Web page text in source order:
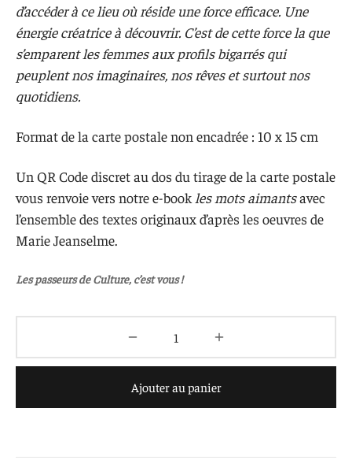
d’accéder à ce lieu où réside une force efficace. Une
énergie créatrice à découvrir. C’est de cette force la que
s’emparent les femmes aux profils bigarrés qui
peuplent nos imaginaires, nos rêves et surtout nos
quotidiens.
Format de la carte postale non encadrée : 10 x 15 cm
Un QR Code discret au dos du tirage de la carte postale
vous renvoie vers notre e-book les mots aimantsavec
l’ensemble des textes originaux d’après les oeuvres de
Marie Jeanselme.
Les passeurs de Culture, c’est vous !
Ajouter au panier